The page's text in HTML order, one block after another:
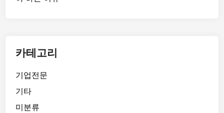
카테고리
기업전문
기타
미분류